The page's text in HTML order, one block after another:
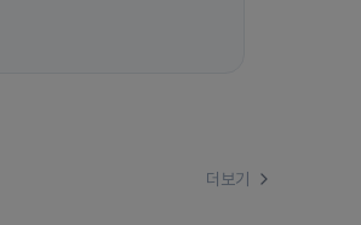
더보기